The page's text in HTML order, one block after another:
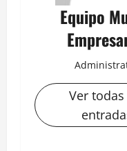
Equipo
Ver todas